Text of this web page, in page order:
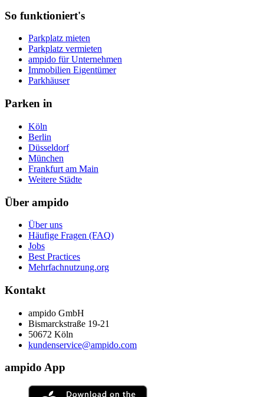
So funktioniert's
Parkplatz mieten
Parkplatz vermieten
ampido für Unternehmen
Immobilien Eigentümer
Parkhäuser
Parken in
Köln
Berlin
Düsseldorf
München
Frankfurt am Main
Weitere Städte
Über ampido
Über uns
Häufige Fragen (FAQ)
Jobs
Best Practices
Mehrfachnutzung.org
Kontakt
ampido GmbH
Bismarckstraße 19-21
50672 Köln
kundenservice@ampido.com
ampido App